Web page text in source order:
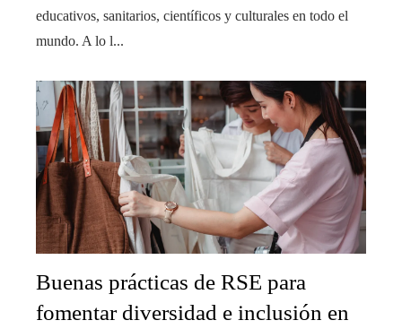
educativos, sanitarios, científicos y culturales en todo el
mundo. A lo l...
Buenas prácticas de RSE para
fomentar diversidad e inclusión en